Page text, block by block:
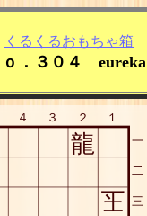
くるくるおもちゃ箱
．３０４ eureka
一
二
三
４ ３ ２ １
龍
玉